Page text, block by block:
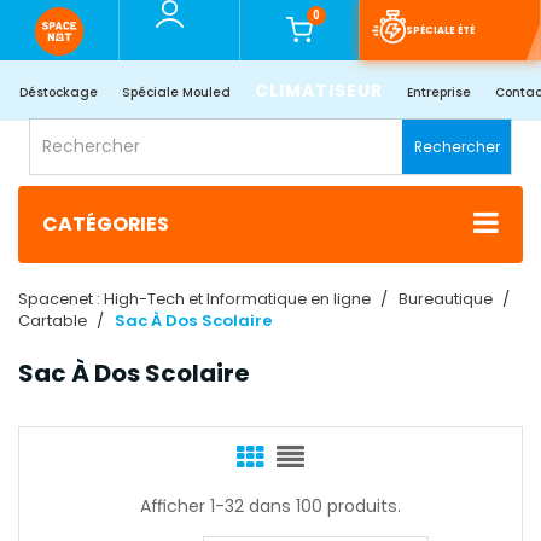
0
SPÉCIALE ÉTÉ
Déstockage Spéciale Mouled CLIMATISEUR Entreprise
Rechercher
CATÉGORIES
Spacenet : High-Tech et Informatique en ligne
Bureautique
Cartable
Sac À Dos Scolaire
Sac À Dos Scolaire
Afficher 1-32 dans 100 produits.